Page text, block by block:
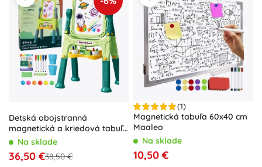
Detská obojstranná
magnetická a kriedová tabuľa
na stojane, 48 dielov
Na sklade
36,50 €38,50 €
(1)
Magnetická tabuľa 60x40 cm
Maaleo
Na sklade
10,50 €